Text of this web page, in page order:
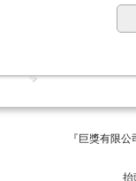
『巨獎有限公司
抬頭:巨